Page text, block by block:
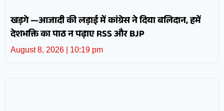
खड़गे —आजादी की लड़ाई में कांग्रेस ने दिया बलिदान, हमें
देशभक्ति का पाठ न पढ़ाए RSS और BJP
August 8, 2026 10:19 pm